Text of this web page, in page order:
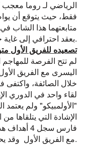
فقط، حيث يتوقع أن
متابعتهما هذا الشاب
بعقد احترافي إلى غاية جوان 2017.
تصعيده للفريق الأول
لم تتح الفرصة للمهاجم
اليسرى مع الفريق
لقاء واحد في الدوري
"الأولمبيكو" ولم يعتمد
الإشادة التي يتلقاها
فارس سجل
مع الفريق الأولوقد يحصل ذلك في مرحلة الإياب.